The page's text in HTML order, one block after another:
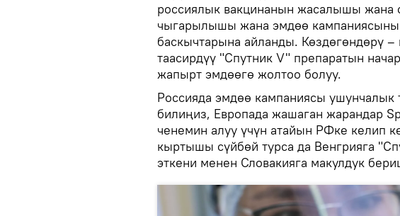
россиялык вакцинанын жасалышы
чыгарылышы жана эмдөө
баскычтарына айланды. Көздөгөндөрү
таасирдүү "Спутник V" препаратын
жапырт эмдөөгө жолтоо болуу.
Россияда эмдөө кампаниясы
билиңиз, Европада жашаган жарандар
ченемин алуу үчүн атайын РФке келип
кыртышы сүйбөй турса да Венгрияга
эткени менен Словакияга макулдук